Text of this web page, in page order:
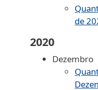
de
2020
Dezembro